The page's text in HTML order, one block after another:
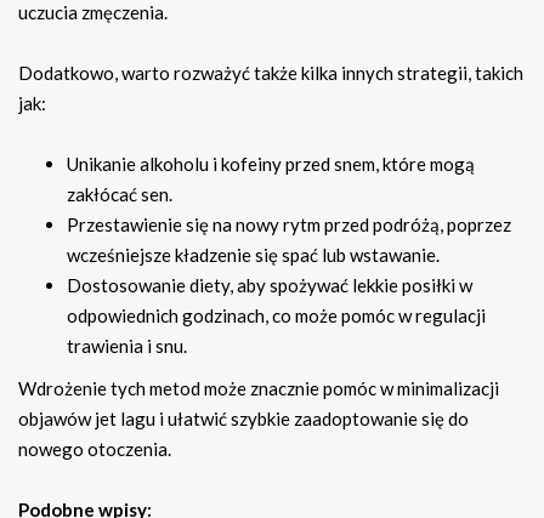
uczucia zmęczenia.
Dodatkowo, warto rozważyć także kilka innych strategii, takich
jak:
Unikanie alkoholu i kofeiny przed snem, które mogą
zakłócać sen.
Przestawienie się na nowy rytm przed podróżą, poprzez
wcześniejsze kładzenie się spać lub wstawanie.
Dostosowanie diety, aby spożywać lekkie posiłki w
odpowiednich godzinach, co może pomóc w regulacji
trawienia i snu.
Wdrożenie tych metod może znacznie pomóc w minimalizacji
objawów jet lagu i ułatwić szybkie zaadoptowanie się do
nowego otoczenia.
Podobne wpisy: